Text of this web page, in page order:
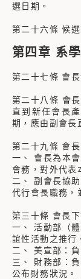
選日期。
第二十六條 候
第四章 系
第二十七條 會
第二十八條 會
直到新任會長
期，應由副會長
第二十九條 會
一、 會長為本
會務，對外代表
二、 副會長協
代行會長職務，
第三十條 會長
一、 活動部（
誼性活動之推行
二、 美宣部：
三、 財務部：
公布財務狀況。